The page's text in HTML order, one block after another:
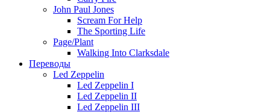
John Paul Jones
Scream For Help
The Sporting Life
Page/Plant
Walking Into Clarksdale
Переводы
Led Zeppelin
Led Zeppelin I
Led Zeppelin II
Led Zeppelin III